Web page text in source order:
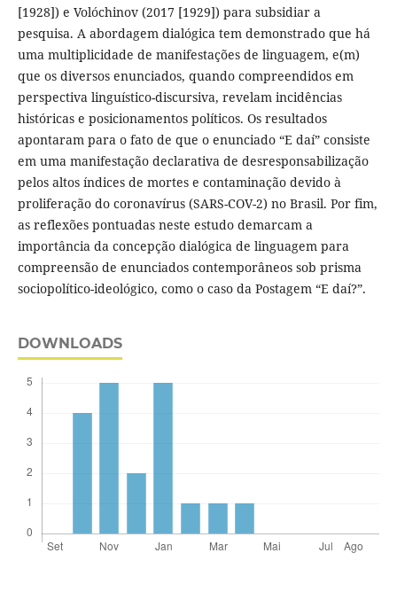
[1928]) e Volóchinov (2017 [1929]) para subsidiar a
pesquisa. A abordagem dialógica tem demonstrado que há
uma multiplicidade de manifestações de linguagem, e(m)
que os diversos enunciados, quando compreendidos em
perspectiva linguístico-discursiva, revelam incidências
históricas e posicionamentos políticos. Os resultados
apontaram para o fato de que o enunciado “E daí” consiste
em uma manifestação declarativa de desresponsabilização
pelos altos índices de mortes e contaminação devido à
proliferação do coronavírus (SARS-COV-2) no Brasil. Por fim,
as reflexões pontuadas neste estudo demarcam a
importância da concepção dialógica de linguagem para
compreensão de enunciados contemporâneos sob prisma
sociopolítico-ideológico, como o caso da Postagem “E daí?”.
DOWNLOADS